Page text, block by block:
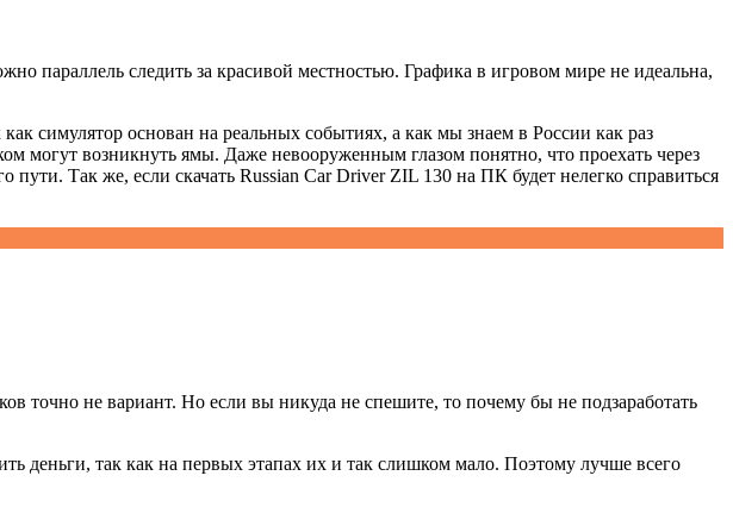
параллель следить за красивой местностью. Графика в игровом мире не идеальна,
симулятор основан на реальных событиях, а как мы знаем в России как раз
могут возникнуть ямы. Даже невооруженным глазом понятно, что проехать через
Так же, если скачать Russian Car Driver ZIL 130 на ПК будет нелегко справиться
точно не вариант. Но если вы никуда не спешите, то почему бы не подзаработать
деньги, так как на первых этапах их и так слишком мало. Поэтому лучше всего